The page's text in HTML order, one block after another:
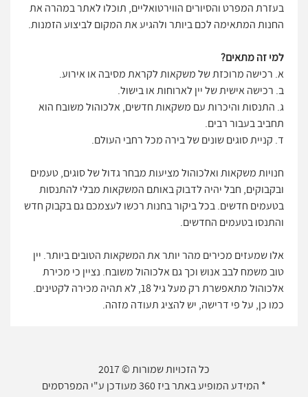
בעזרת המפרט והסיורים הווירטואליים, תוכלו לאתר במהרה את
החנות המתאימה לכם ביותר ולהגיע את המקום לביצוע הזמנות.
למי זה מתאים?
א. רכישה מרוכזת של משקאות לקראת מסיבה או אירוע.
ב. רכישה אישית של יין לארוחות או בישול.
ג. התנסות והיכרות עם משקאות חדשים, אלכוהול משובח הוא
תחביב בעבור רבים.
ד. קניית סוגים שונים של בירה מכל רחבי העולם.
חנויות משקאות ואלכוהול מציעות מבחר גדול של סוגים, טעמים
ובקבוקים, חבל יהיה לדבוק באותם המשקאות מבלי להתנסות
בטעמים חדשים. בכל ביקור בחנות רכשו לעצמכם גם בקבוק חדש
והתנסו בטעמים החדשים.
אלו שמעזים מכירים מהר יותר את המשקאות הטובים ביותר. יין
טוב משמח לבב אנוש וכך גם אלכוהול משובח. נציין כי מכירת
אלכוהול מתאפשרת רק מעל גיל 18, לא תהיה מכירה לקטינים.
כמו כן, על פי דרישה, יש להציג תעודה מזהה.
כל הזכויות שמורות © 2017
* המידע המופיע באתר ביז 360 מעודכן ע"י המפרסמים